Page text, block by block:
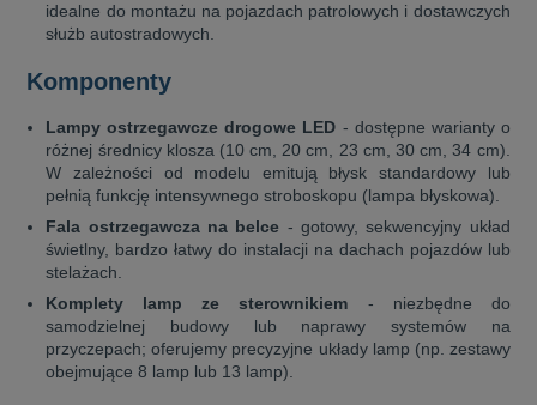
idealne do montażu na pojazdach patrolowych i dostawczych
służb autostradowych.
Komponenty
Lampy ostrzegawcze drogowe LED - dostępne warianty o
różnej średnicy klosza (10 cm, 20 cm, 23 cm, 30 cm, 34 cm).
W zależności od modelu emitują błysk standardowy lub
pełnią funkcję intensywnego stroboskopu (lampa błyskowa).
Fala ostrzegawcza na belce - gotowy, sekwencyjny układ
świetlny, bardzo łatwy do instalacji na dachach pojazdów lub
stelażach.
Komplety lamp ze sterownikiem - niezbędne do
samodzielnej budowy lub naprawy systemów na
przyczepach; oferujemy precyzyjne układy lamp (np. zestawy
obejmujące 8 lamp lub 13 lamp).